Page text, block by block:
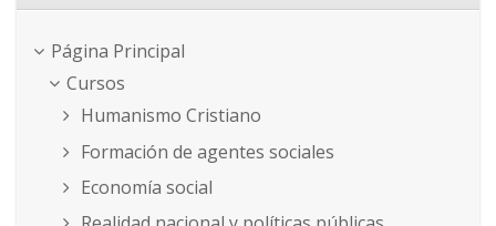
Página Principal
Cursos
Humanismo Cristiano
Formación de agentes sociales
Economía social